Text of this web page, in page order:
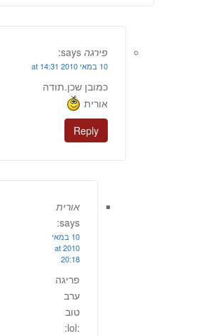
פירגה says:
10 במאי 2010 at 14:31
כמובן שכן.תודה
אורית
Reply
אורית
says:
10 במאי
2010 at
20:18
פריגה
ערב
טוב
:lol: